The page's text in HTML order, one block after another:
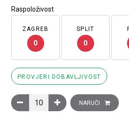
Raspoloživost
ZAGREB
0
SPLIT
0
PROVJERI DOBAVLJIVOST
Signalna žaruljica, okrugla,
NARUČI